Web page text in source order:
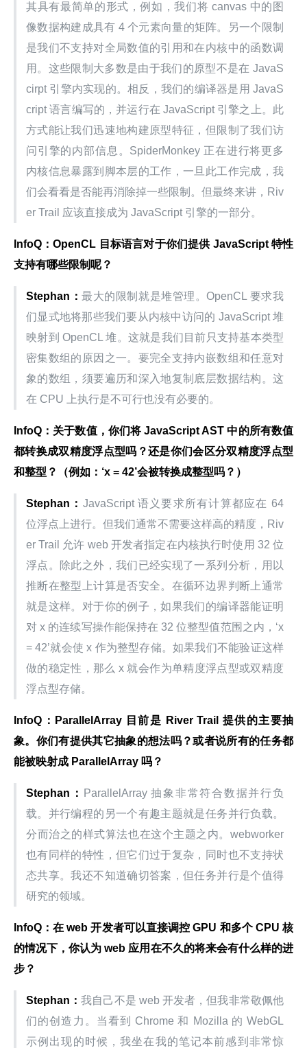
其具有最简单的形式，例如，我们将 canvas 中的图
像数据构建成具有 4 个元素向量的矩阵。另一个限制
是我们不支持对全局数值的引用和在内核中的函数调
用。这些限制大多数是由于我们的原型不是在 JavaS
cirpt 引擎内实现的。相反，我们的编译器是用 JavaS
cript 语言编写的，并运行在 JavaScript 引擎之上。此
方式能让我们迅速地构建原型特征，但限制了我们访
问引擎的内部信息。SpiderMonkey 正在进行将更多
内核信息暴露到脚本层的工作，一旦此工作完成，我
们会看看是否能再消除掉一些限制。但最终来讲，Riv
er Trail 应该直接成为 JavaScript 引擎的一部分。
InfoQ：OpenCL 目标语言对于你们提供 JavaScript 特性
支持有哪些限制呢？
Stephan：最大的限制就是堆管理。OpenCL 要求我
们显式地将那些我们要从内核中访问的 JavaScript 堆
映射到 OpenCL 堆。这就是我们目前只支持基本类型
密集数组的原因之一。要完全支持内嵌数组和任意对
象的数组，须要遍历和深入地复制底层数据结构。这
在 CPU 上执行是不可行也没有必要的。
InfoQ：关于数值，你们将 JavaScript AST 中的所有数值
都转换成双精度浮点型吗？还是你们会区分双精度浮点型
和整型？（例如：‘x = 42’会被转换成整型吗？）
Stephan： JavaScript 语义要求所有计算都应在 64
位浮点上进行。但我们通常不需要这样高的精度，Riv
er Trail 允许 web 开发者指定在内核执行时使用 32 位
浮点。除此之外，我们已经实现了一系列分析，用以
推断在整型上计算是否安全。在循环边界判断上通常
就是这样。对于你的例子，如果我们的编译器能证明
对 x 的连续写操作能保持在 32 位整型值范围之内，‘x
= 42’就会使 x 作为整型存储。如果我们不能验证这样
做的稳定性，那么 x 就会作为单精度浮点型或双精度
浮点型存储。
InfoQ：ParallelArray 目前是 River Trail 提供的主要抽
象。你们有提供其它抽象的想法吗？或者说所有的任务都
能被映射成 ParallelArray 吗？
Stephan：
ParallelArray 抽象非常符合数据并行负
载。并行编程的另一个有趣主题就是任务并行负载。
分而治之的样式算法也在这个主题之内。webworker
也有同样的特性，但它们过于复杂，同时也不支持状
态共享。我还不知道确切答案，但任务并行是个值得
研究的领域。
InfoQ：在 web 开发者可以直接调控 GPU 和多个 CPU 核
的情况下，你认为 web 应用在不久的将来会有什么样的进
步？
Stephan：我自己不是 web 开发者，但我非常敬佩他
们的创造力。当看到 Chrome 和 Mozilla 的 WebGL
示例出现的时候，我坐在我的笔记本前感到非常惊